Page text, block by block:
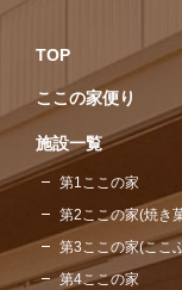
TOP
ここの家便り
施設一覧
第1ここの家
第2ここの家(焼き
第3ここの家(ここ
第4ここの家